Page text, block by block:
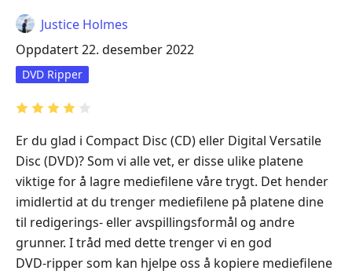
Justice Holmes
Oppdatert 22. desember 2022
DVD Ripper
Er du glad i Compact Disc (CD) eller Digital Versatile
Disc (DVD)? Som vi alle vet, er disse ulike platene
viktige for å lagre mediefilene våre trygt. Det hender
imidlertid at du trenger mediefilene på platene dine
til redigerings- eller avspillingsformål og andre
grunner. I tråd med dette trenger vi en god
DVD‑ripper som kan hjelpe oss å kopiere mediefilene